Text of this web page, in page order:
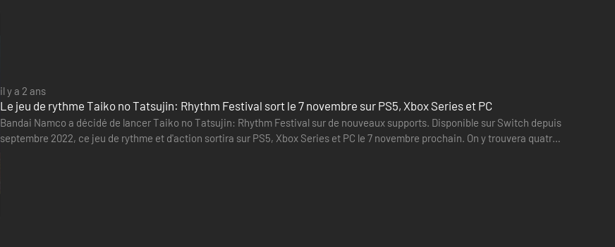
il y a 2 ans
Le jeu de rythme Taiko no Tatsujin: Rhythm Festival sort le 7 novembre sur PS5, Xbox Series et PC
Bandai Namco a décidé de lancer Taiko no Tatsujin: Rhythm Festival sur de nouveaux supports. Disponible sur Switch depuis
septembre 2022, ce jeu de rythme et d'action sortira sur PS5, Xbox Series et PC le 7 novembre prochain. On y trouvera quatre